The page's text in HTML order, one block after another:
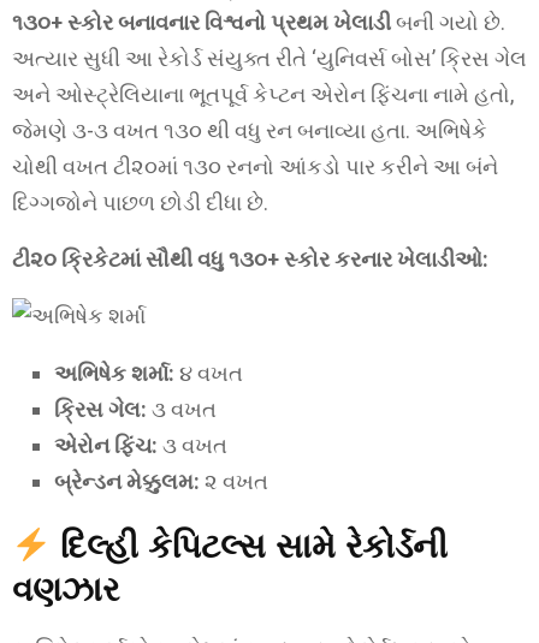
૧૩૦+ સ્કોર બનાવનાર વિશ્વનો પ્રથમ ખેલાડીબની ગયો છે.
અત્યાર સુધી આ રેકોર્ડ સંયુક્ત રીતે ‘યુનિવર્સ બોસ’ ક્રિસ ગેલ
અને ઓસ્ટ્રેલિયાના ભૂતપૂર્વ કેપ્ટન એરોન ફિંચના નામે હતો,
જેમણે ૩-૩ વખત ૧૩૦ થી વધુ રન બનાવ્યા હતા. અભિષેકે
ચોથી વખત ટી૨૦માં ૧૩૦ રનનો આંકડો પાર કરીને આ બંને
દિગ્ગજોને પાછળ છોડી દીધા છે.
ટી૨૦ ક્રિકેટમાં સૌથી વધુ ૧૩૦+ સ્કોર કરનાર ખેલાડીઓ:
અભિષેક શર્મા: ૪ વખત
ક્રિસ ગેલ: ૩ વખત
એરોન ફિંચ: ૩ વખત
બ્રેન્ડન મેક્કુલમ: ૨ વખત
દિલ્હી કેપિટલ્સ સામે રેકોર્ડની
વણઝાર